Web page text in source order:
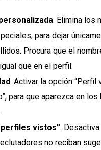
. Elimina los
para dejar
Procura que el
que en el perfil.
. Activar la opción “Perfil
para que aparezca en
perfiles vistos”.
no reciban